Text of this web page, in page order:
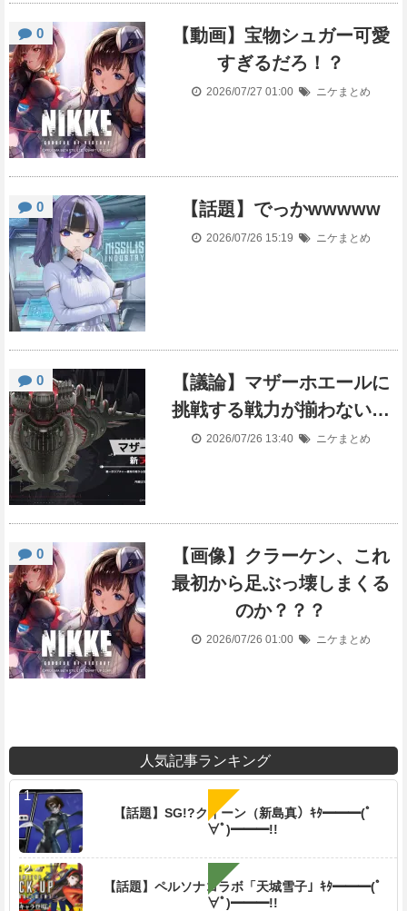
0
【動画】宝物シュガー可愛
すぎるだろ！？
2026/07/27 01:00 ニケまとめ
0 【話題】でっかwwwww
2026/07/26 15:19 ニケまとめ
0
【議論】マザーホエールに
挑戦する戦力が揃わない…
2026/07/26 13:40 ニケまとめ
0
【画像】クラーケン、これ
最初から足ぶっ壊しまくる
のか？？？
2026/07/26 01:00 ニケまとめ
人気記事ランキング
【話題】SG!?クイーン（新島真）ｷﾀ━━━(ﾟ
∀ﾟ)━━━!!
【話題】ペルソナコラボ「天城雪子」ｷﾀ━━━(ﾟ
∀ﾟ)━━━!!